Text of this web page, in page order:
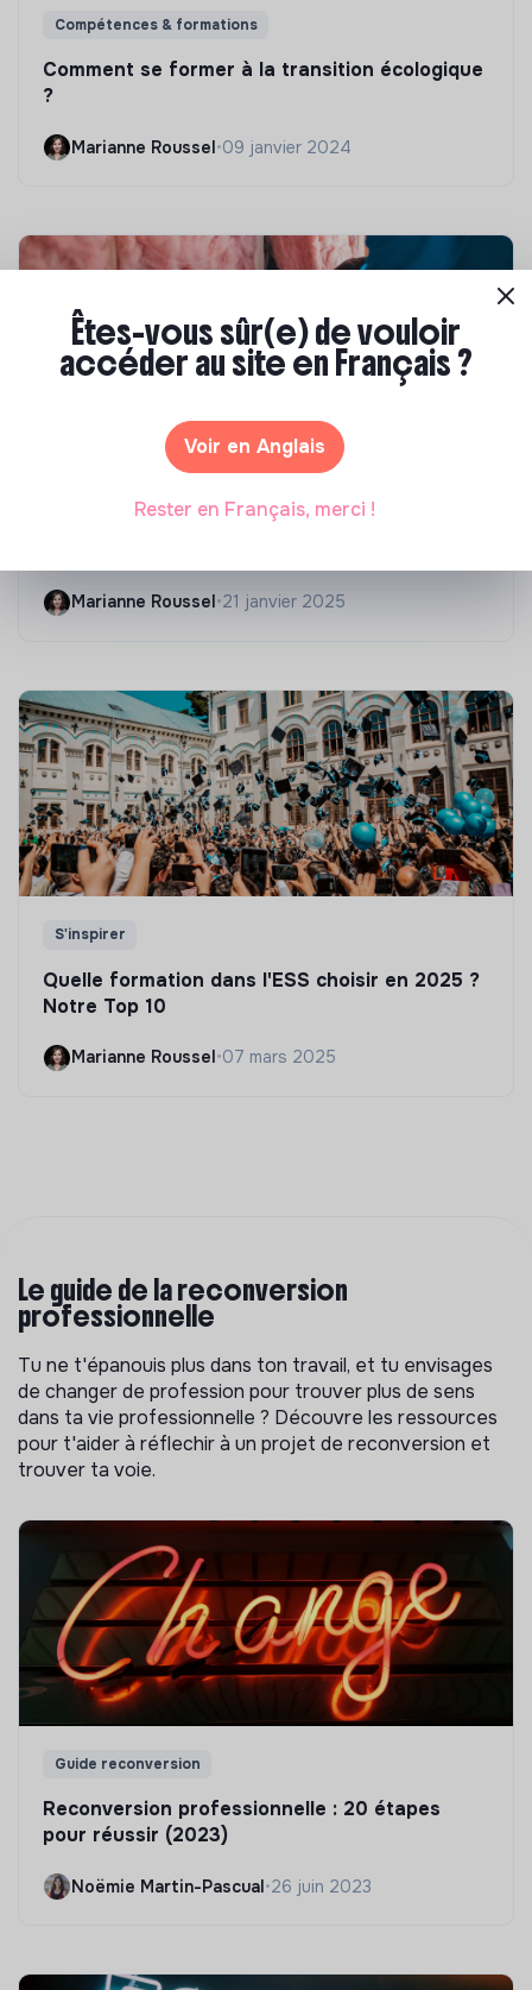
Compétences & formations
Comment se former à la transition écologique
?
Marianne Roussel•09 janvier 2024
Top 8 des formations en rénovation
Marianne Roussel •21 janvier 2025
S'inspirer
Quelle formation dans l'ESS choisir en 2025 ?
Notre Top 10
Marianne Roussel•07 mars 2025
Le guide de la reconversion
professionnelle
Tu ne t'épanouis plus dans ton travail, et tu envisages
de changer de profession pour trouver plus de sens
dans ta vie professionnelle ? Découvre les ressources
pour t'aider à réflechir à un projet de reconversion et
trouver ta voie.
Guide reconversion
Reconversion professionnelle : 20 étapes
pour réussir (2023)
Noëmie Martin-Pascual•26 juin 2023
Êtes-vous sûr(e) de vouloir
accéder au site en Français ?
Voir en Anglais
Rester en Français, merci !